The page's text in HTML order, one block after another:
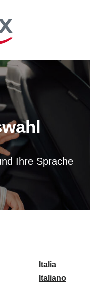
Ihre Sprache
Italia
IItaliano